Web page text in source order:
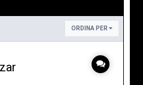
ORDINA PER